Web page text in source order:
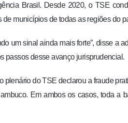
Brasil. Desde 2020, o TSE
municípios de todas as regiões do
um sinal ainda mais forte”, disse a
passos desse avanço jurisprudencial.
plenário do TSE declarou a fraude
Em ambos os casos, toda a